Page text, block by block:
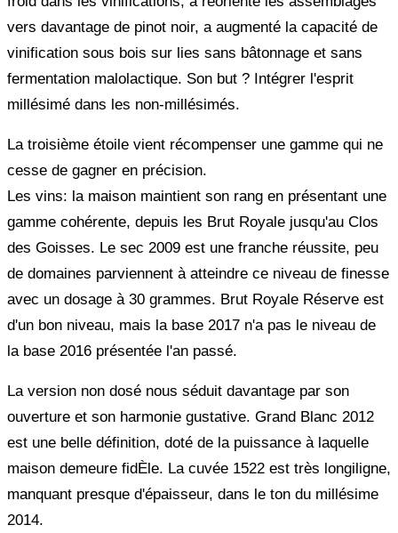
vers davantage de pinot noir, a augmenté la capacité de
vinification sous bois sur lies sans bâtonnage et sans
fermentation malolactique. Son but ? Intégrer l'esprit
millésimé dans les non-millésimés.
La troisième étoile vient récompenser une gamme qui ne
cesse de gagner en précision.
Les vins: la maison maintient son rang en présentant une
gamme cohérente, depuis les Brut Royale jusqu'au Clos
des Goisses. Le sec 2009 est une franche réussite, peu
de domaines parviennent à atteindre ce niveau de finesse
avec un dosage à 30 grammes. Brut Royale Réserve est
d'un bon niveau, mais la base 2017 n'a pas le niveau de
la base 2016 présentée l'an passé.
La version non dosé nous séduit davantage par son
ouverture et son harmonie gustative. Grand Blanc 2012
est une belle définition, doté de la puissance à laquelle
maison demeure fidÈle. La cuvée 1522 est très longiligne,
manquant presque d'épaisseur, dans le ton du millésime
2014.